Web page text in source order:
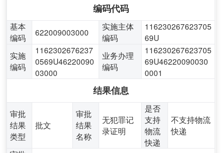
编码代码
基本
编码
622009003000
实施主体
编码
116230267623705
69U
实施
编码
1162302676237
0569U46220090
03000
业务办理
编码
116230267623705
69U46220090030
0001
结果信息
审批
结果
类型
批文
审批
结果
名称
无犯罪记
录证明
是否
支持
物流
快递
不支持物流
快递